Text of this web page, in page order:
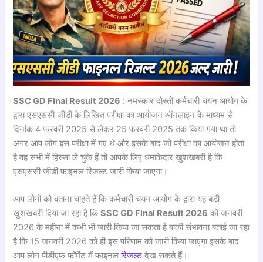
SSC GD Final Result 2026 : नमस्कार दोस्तों कर्मचारी चयन आयोग के
द्वारा एसएससी जीडी के लिखित परीक्षा का आयोजन ऑनलाइन के माध्यम से
दिनांक 4 फरवरी 2025 से लेकर 25 फरवरी 2025 तक किया गया था तो
अगर आप लोग इस परीक्षा में गए थे और इसके बाद जो परीक्षा का आयोजन होता
है वह सभी में हिस्सा ले चुके हैं तो आपके लिए धमाकेदार खुशखबरी है कि
एसएससी जीडी फाइनल रिजल्ट जारी किया जाएगा।
आप लोगों को बताना चाहते हैं कि कर्मचारी चयन आयोग के द्वारा यह बड़ी
खुशखबरी दिया जा रहा है किSSC GD Final Result 2026 को जनवरी
2026 के महीना में कभी भी जारी किया जा सकता है बाकी संभावना बताई जा रहा
है कि 15 जनवरी 2026 को ही इस परिणाम को जारी किया जाएगा इसके बाद
आप लोग पीडीएफ फॉर्मेट में फाइनलरिजल्ट देख सकते हैं।